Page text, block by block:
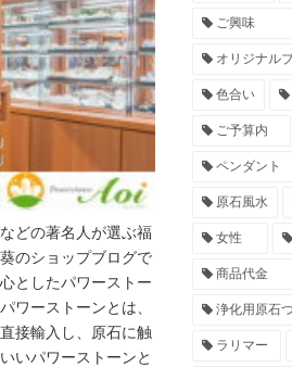
どの著名人が選ぶ福
のショップブログで
としたパワーストー
ワーストーンとは、
接輸入し、原石に触
いパワーストーンと
ご興味
オリジナル
色合い
ご予算内
ペンダント
原石風水
女性
商品代金
浄化用原石
ラリマー